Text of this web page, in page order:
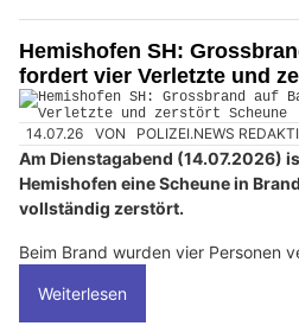
Hemishofen SH:
fordert vier Verletzte und
14.07.26 VON POLIZEI.NEWS
Am Dienstagabend (14.07.2026)
Hemishofen eine Scheune in
vollständig zerstört.
Beim Brand wurden vier Personen
Weiterlesen